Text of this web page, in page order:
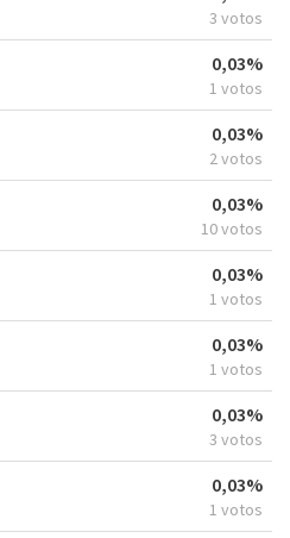
3 votos
0,03%
1 votos
0,03%
2 votos
0,03%
10 votos
0,03%
1 votos
0,03%
1 votos
0,03%
3 votos
0,03%
1 votos